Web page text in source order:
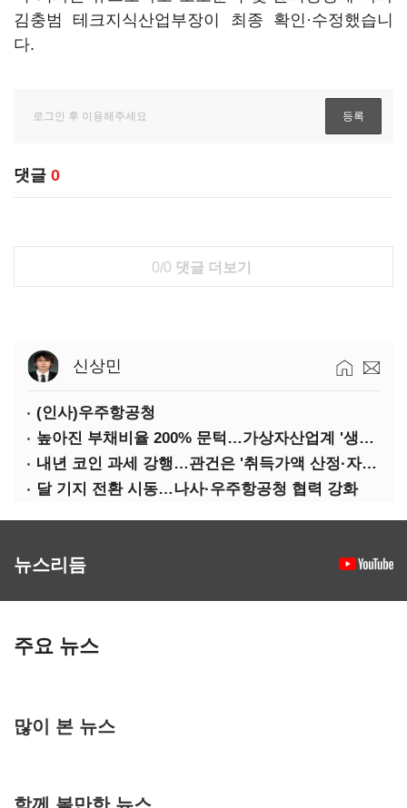
김충범 테크지식산업부장이 최종 확인·수정했습니
다.
댓글 0
0/0 댓글 더보기
신상민
(인사)우주항공청
높아진 부채비율 200% 문턱…가상자산업계 '생존 시험대'
내년 코인 과세 강행…관건은 '취득가액 산정·자산 이동'
달 기지 전환 시동…나사·우주항공청 협력 강화
뉴스리듬
주요 뉴스
많이 본 뉴스